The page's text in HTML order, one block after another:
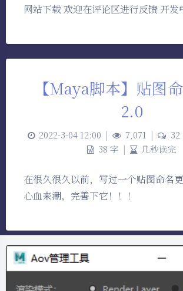
网站下载 欢迎在评论区进行反馈 开发
【Maya脚本】贴图
2.0
2022-3-04 12:00 | 7,071 | 32
38 字 | 几秒读完
在很久很久以前，写过一个贴图命名
心血来潮，完善下它！！！